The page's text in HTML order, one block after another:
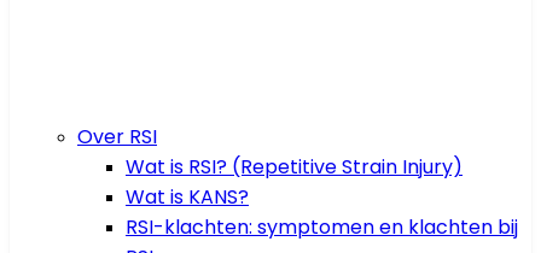
Over RSI
Wat is RSI? (Repetitive Strain Injury)
Wat is KANS?
RSI-klachten: symptomen en klachten bij